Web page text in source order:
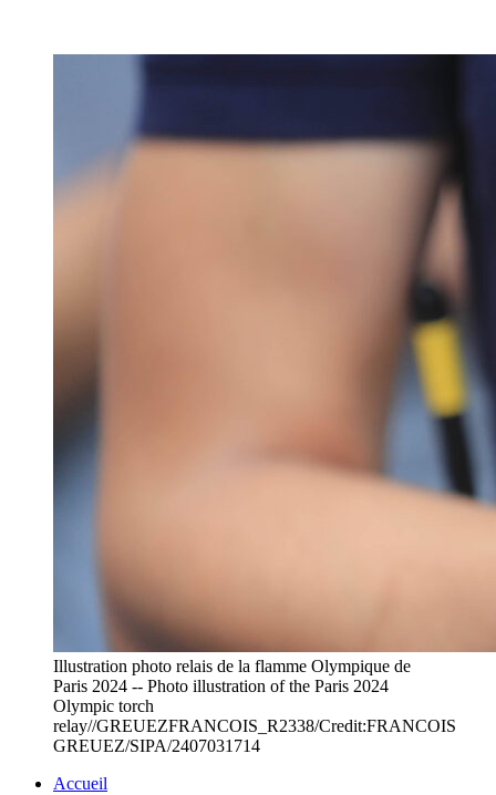
Illustration photo relais de la flamme Olympique de
Paris 2024 -- Photo illustration of the Paris 2024
Olympic torch
relay//GREUEZFRANCOIS_R2338/Credit:FRANCOIS
GREUEZ/SIPA/2407031714
Accueil